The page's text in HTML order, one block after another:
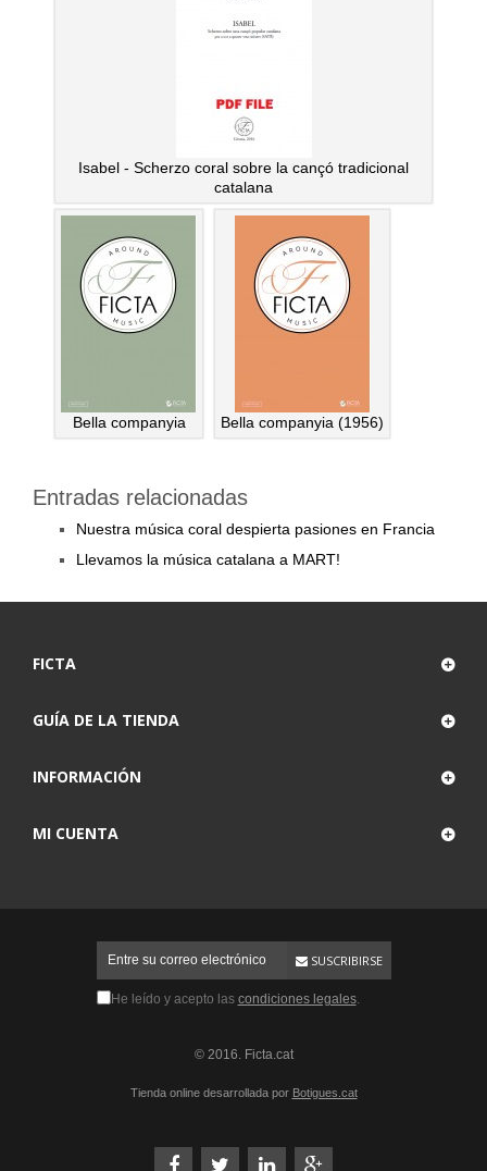
Isabel - Scherzo coral sobre la cançó tradicional
catalana
Bella companyia Bella companyia (1956)
Entradas relacionadas
Nuestra música coral despierta pasiones en Francia
Llevamos la música catalana a MART!
FICTA
GUÍA DE LA TIENDA
INFORMACIÓN
MI CUENTA
SUSCRIBIRSE
He leído y acepto las condiciones legales.
© 2016. Ficta.cat
Tienda online desarrollada por Botigues.cat